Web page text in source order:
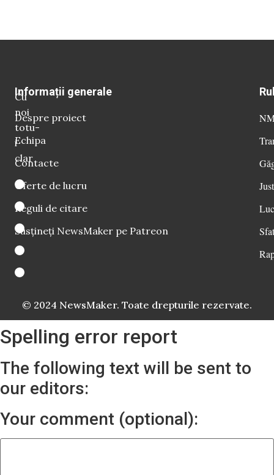
Cu
noi
totu-
i
clar
Informații generale
Despre proiect
Echipa
Contacte
Oferte de lucru
Reguli de citare
Susțineți NewsMaker pe Patreon
© 2024 NewsMaker. Toate drepturile rezervate.
Spelling error report
The following text will be sent to
our editors:
Your comment (optional):